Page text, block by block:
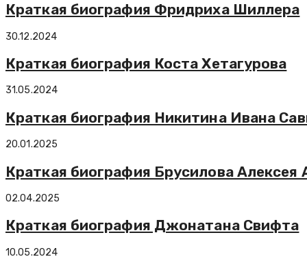
Краткая биография Фридриха Шиллера
30.12.2024
Краткая биография Коста Хетагурова
31.05.2024
Краткая биография Никитина Ивана
20.01.2025
Краткая биография Брусилова Алексея
02.04.2025
Краткая биография Джонатана Свифта
10.05.2024